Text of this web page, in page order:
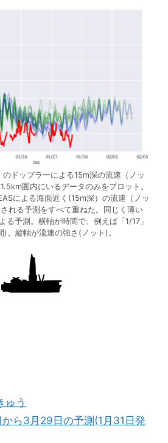
ドップラーによる15m深の流速（ノッ
圏内にいるデータのみをプロット。
による海面近く(15m深）の流速（ノッ
れる予測をすべて重ねた。同じく薄い
る予測。横軸が時間で、例えば「1/17」
)。縦軸が流速の強さ(ノット)。
ゅう
ら3月29日の予測(1月31日発